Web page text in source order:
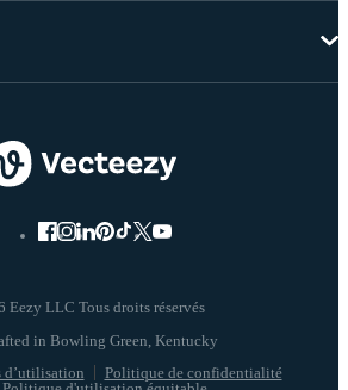
Eezy LLC Tous droits réservés
Politique de confidentialité